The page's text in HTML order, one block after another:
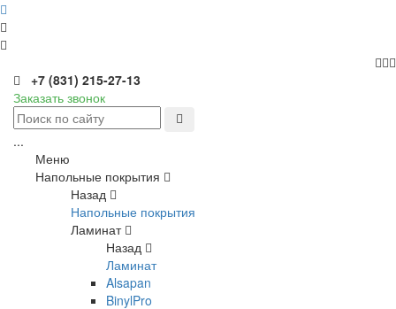
+7 (831) 215-27-13
Заказать звонок
...
Меню
Напольные покрытия
Назад
Напольные покрытия
Ламинат
Назад
Ламинат
Alsapan
BinylPro